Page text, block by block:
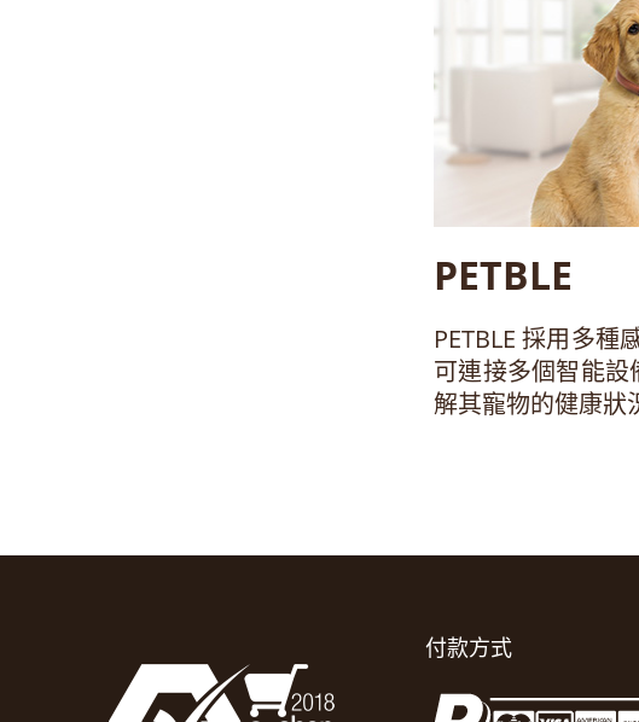
PETBLE
PETBLE 採用多
可連接多個智能
解其寵物的健康狀
付款方式